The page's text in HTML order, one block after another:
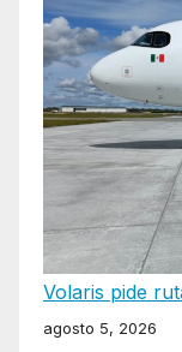
Volaris pide
agosto 5, 2026